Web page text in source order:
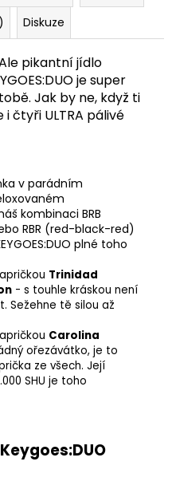
Diskuze
pikantní jídlo
je super
Jak by ne, když ti
čtyři ULTRA pálivé
v parádním
kombinaci BRB
RBR (red-black-red)
plné toho
Trinidad
- s touhle kráskou není
Sežehne tě silou až
Carolina
ořezávátko, je to
ze všech. Její
SHU je toho